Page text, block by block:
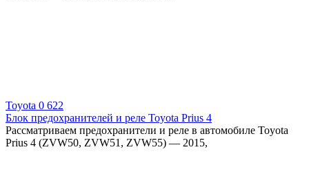
Toyota 0 622
Блок предохранителей и реле Toyota Prius 4
Рассматриваем предохранители и реле в автомобиле Toyota
Prius 4 (ZVW50, ZVW51, ZVW55) — 2015,